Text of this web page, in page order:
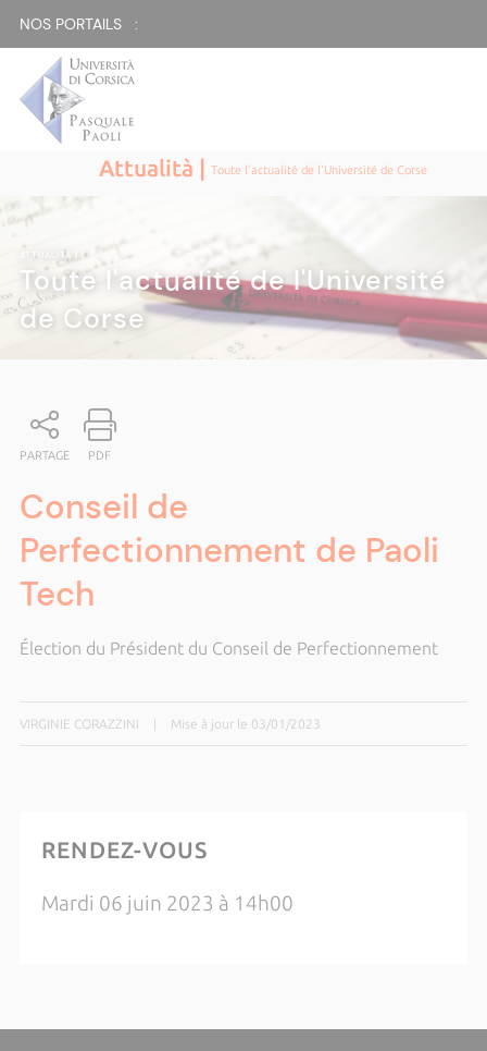
NOS PORTAILS :
Attualità |Toute l'actualité de l'Université de Corse
ATTUALITÀ|
Toute l'actualité de l'Université
de Corse
PARTAGE PDF
Conseil de
Perfectionnement de Paoli
Tech
Élection du Président du Conseil de Perfectionnement
VIRGINIE CORAZZINI Mise à jour le 03/01/2023
RENDEZ-VOUS
Mardi 06 juin 2023 à 14h00